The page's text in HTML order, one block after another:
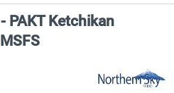
PAKT Ketchikan